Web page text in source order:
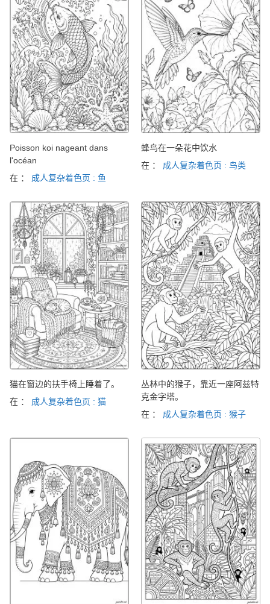
Poisson koi nageant dans
l'océan
在 ： 成人复杂着色页 : 鱼
蜂鸟在一朵花中饮水
在 ： 成人复杂着色页 : 鸟类
猫在窗边的扶手椅上睡着了。
在 ： 成人复杂着色页 : 猫
丛林中的猴子，靠近一座阿兹特
克金字塔。
在 ： 成人复杂着色页 : 猴子